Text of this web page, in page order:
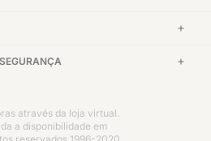
através da loja virtual.
a disponibilidade em